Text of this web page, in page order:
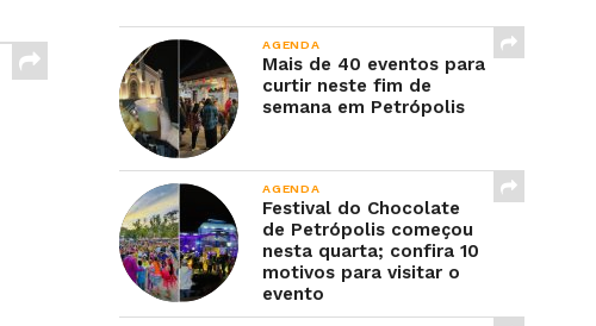
AGENDA
Mais de 40 eventos para
curtir neste fim de
semana em Petrópolis
AGENDA
Festival do Chocolate
de Petrópolis começou
nesta quarta; confira 10
motivos para visitar o
evento